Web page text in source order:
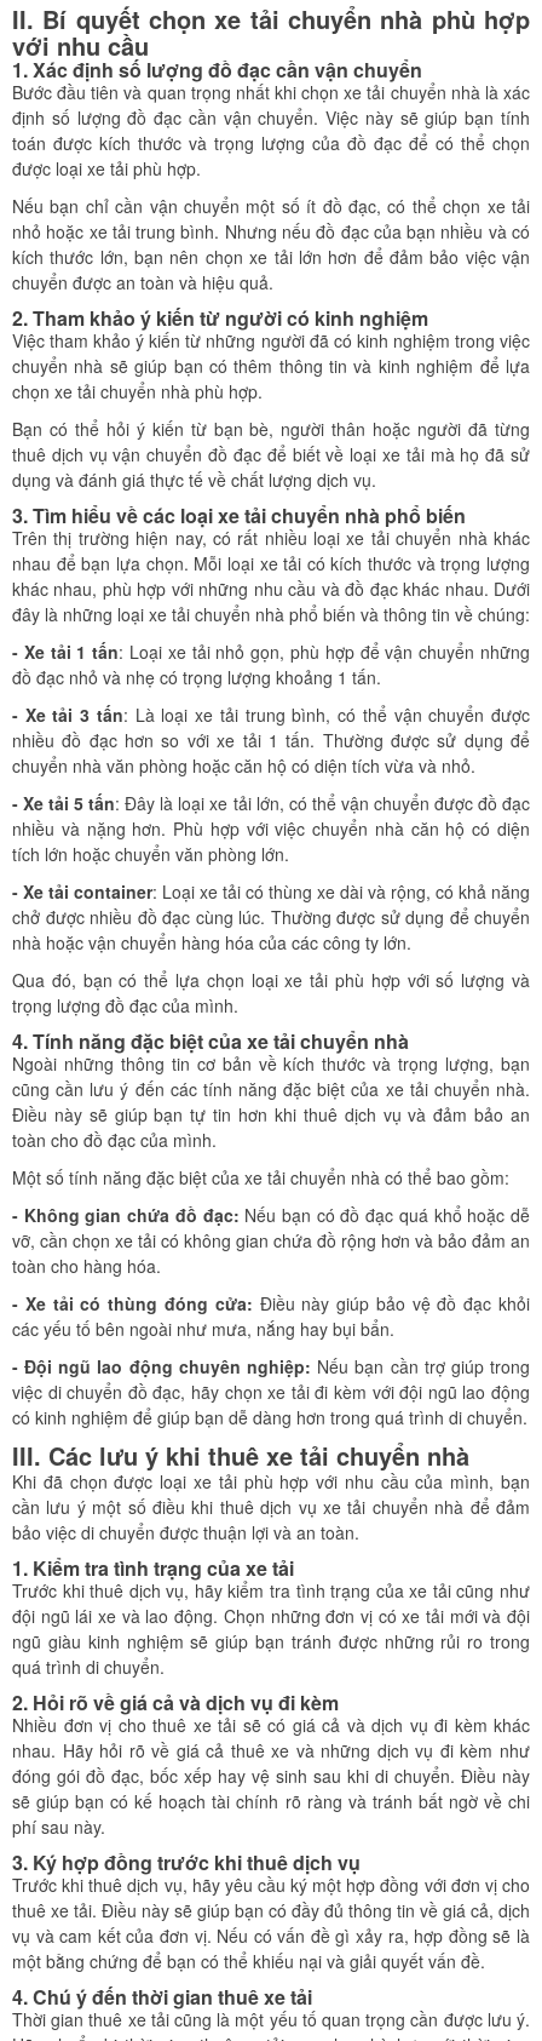
II. Bí quyết chọn xe tải chuyển nhà phù hợp
với nhu cầu
1. Xác định số lượng đồ đạc cần vận chuyển
Bước đầu tiên và quan trọng nhất khi chọn xe tải chuyển nhà là xác
định số lượng đồ đạc cần vận chuyển. Việc này sẽ giúp bạn tính
toán được kích thước và trọng lượng của đồ đạc để có thể chọn
được loại xe tải phù hợp.
Nếu bạn chỉ cần vận chuyển một số ít đồ đạc, có thể chọn xe tải
nhỏ hoặc xe tải trung bình. Nhưng nếu đồ đạc của bạn nhiều và có
kích thước lớn, bạn nên chọn xe tải lớn hơn để đảm bảo việc vận
chuyển được an toàn và hiệu quả.
2. Tham khảo ý kiến từ người có kinh nghiệm
Việc tham khảo ý kiến từ những người đã có kinh nghiệm trong việc
chuyển nhà sẽ giúp bạn có thêm thông tin và kinh nghiệm để lựa
chọn xe tải chuyển nhà phù hợp.
Bạn có thể hỏi ý kiến từ bạn bè, người thân hoặc người đã từng
thuê dịch vụ vận chuyển đồ đạc để biết về loại xe tải mà họ đã sử
dụng và đánh giá thực tế về chất lượng dịch vụ.
3. Tìm hiểu về các loại xe tải chuyển nhà phổ biến
Trên thị trường hiện nay, có rất nhiều loại xe tải chuyển nhà khác
nhau để bạn lựa chọn. Mỗi loại xe tải có kích thước và trọng lượng
khác nhau, phù hợp với những nhu cầu và đồ đạc khác nhau. Dưới
đây là những loại xe tải chuyển nhà phổ biến và thông tin về chúng:
- Xe tải 1 tấn: Loại xe tải nhỏ gọn, phù hợp để vận chuyển những
đồ đạc nhỏ và nhẹ có trọng lượng khoảng 1 tấn.
- Xe tải 3 tấn: Là loại xe tải trung bình, có thể vận chuyển được
nhiều đồ đạc hơn so với xe tải 1 tấn. Thường được sử dụng để
chuyển nhà văn phòng hoặc căn hộ có diện tích vừa và nhỏ.
- Xe tải 5 tấn: Đây là loại xe tải lớn, có thể vận chuyển được đồ đạc
nhiều và nặng hơn. Phù hợp với việc chuyển nhà căn hộ có diện
tích lớn hoặc chuyển văn phòng lớn.
- Xe tải container: Loại xe tải có thùng xe dài và rộng, có khả năng
chở được nhiều đồ đạc cùng lúc. Thường được sử dụng để chuyển
nhà hoặc vận chuyển hàng hóa của các công ty lớn.
Qua đó, bạn có thể lựa chọn loại xe tải phù hợp với số lượng và
trọng lượng đồ đạc của mình.
4. Tính năng đặc biệt của xe tải chuyển nhà
Ngoài những thông tin cơ bản về kích thước và trọng lượng, bạn
cũng cần lưu ý đến các tính năng đặc biệt của xe tải chuyển nhà.
Điều này sẽ giúp bạn tự tin hơn khi thuê dịch vụ và đảm bảo an
toàn cho đồ đạc của mình.
Một số tính năng đặc biệt của xe tải chuyển nhà có thể bao gồm:
- Không gian chứa đồ đạc: Nếu bạn có đồ đạc quá khổ hoặc dễ
vỡ, cần chọn xe tải có không gian chứa đồ rộng hơn và bảo đảm an
toàn cho hàng hóa.
- Xe tải có thùng đóng cửa: Điều này giúp bảo vệ đồ đạc khỏi
các yếu tố bên ngoài như mưa, nắng hay bụi bẩn.
- Đội ngũ lao động chuyên nghiệp: Nếu bạn cần trợ giúp trong
việc di chuyển đồ đạc, hãy chọn xe tải đi kèm với đội ngũ lao động
có kinh nghiệm để giúp bạn dễ dàng hơn trong quá trình di chuyển.
III. Các lưu ý khi thuê xe tải chuyển nhà
Khi đã chọn được loại xe tải phù hợp với nhu cầu của mình, bạn
cần lưu ý một số điều khi thuê dịch vụ xe tải chuyển nhà để đảm
bảo việc di chuyển được thuận lợi và an toàn.
1. Kiểm tra tình trạng của xe tải
Trước khi thuê dịch vụ, hãy kiểm tra tình trạng của xe tải cũng như
đội ngũ lái xe và lao động. Chọn những đơn vị có xe tải mới và đội
ngũ giàu kinh nghiệm sẽ giúp bạn tránh được những rủi ro trong
quá trình di chuyển.
2. Hỏi rõ về giá cả và dịch vụ đi kèm
Nhiều đơn vị cho thuê xe tải sẽ có giá cả và dịch vụ đi kèm khác
nhau. Hãy hỏi rõ về giá cả thuê xe và những dịch vụ đi kèm như
đóng gói đồ đạc, bốc xếp hay vệ sinh sau khi di chuyển. Điều này
sẽ giúp bạn có kế hoạch tài chính rõ ràng và tránh bất ngờ về chi
phí sau này.
3. Ký hợp đồng trước khi thuê dịch vụ
Trước khi thuê dịch vụ, hãy yêu cầu ký một hợp đồng với đơn vị cho
thuê xe tải. Điều này sẽ giúp bạn có đầy đủ thông tin về giá cả, dịch
vụ và cam kết của đơn vị. Nếu có vấn đề gì xảy ra, hợp đồng sẽ là
một bằng chứng để bạn có thể khiếu nại và giải quyết vấn đề.
4. Chú ý đến thời gian thuê xe tải
Thời gian thuê xe tải cũng là một yếu tố quan trọng cần được lưu ý.